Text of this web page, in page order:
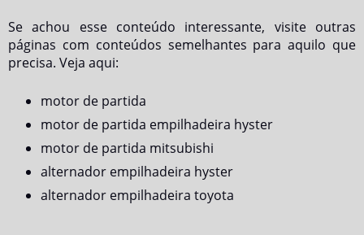
Se achou esse conteúdo interessante, visite outras
páginas com conteúdos semelhantes para aquilo que
precisa. Veja aqui:
motor de partida
motor de partida empilhadeira hyster
motor de partida mitsubishi
alternador empilhadeira hyster
alternador empilhadeira toyota